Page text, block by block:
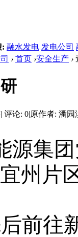
: 融水发电 发电公司
› 首页 ›安全生产 ›
| 评论: 0|原作者: 潘园
源集
州片
前往